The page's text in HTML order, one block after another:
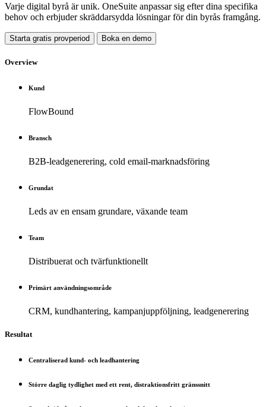
Varje digital byrå är unik. OneSuite anpassar sig efter dina specifika
behov och erbjuder skräddarsydda lösningar för din byrås framgång.
Starta gratis provperiod Boka en demo
Overview
Kund
FlowBound
Bransch
B2B-leadgenerering, cold email-marknadsföring
Grundat
Leds av en ensam grundare, växande team
Team
Distribuerat och tvärfunktionellt
Primärt användningsområde
CRM, kundhantering, kampanjuppföljning, leadgenerering
Resultat
Centraliserad kund- och leadhantering
Större daglig tydlighet med ett rent, distraktionsfritt gränssnitt